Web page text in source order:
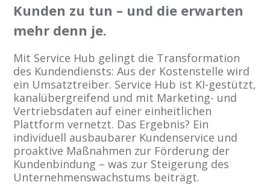
Kunden zu tun – und die erwarten
mehr denn je.
Mit Service Hub gelingt die Transformation
des Kundendiensts: Aus der Kostenstelle wird
ein Umsatztreiber. Service Hub ist KI-gestützt,
kanalübergreifend und mit Marketing- und
Vertriebsdaten auf einer einheitlichen
Plattform vernetzt. Das Ergebnis? Ein
individuell ausbaubarer Kundenservice und
proaktive Maßnahmen zur Förderung der
Kundenbindung – was zur Steigerung des
Unternehmenswachstums beiträgt.